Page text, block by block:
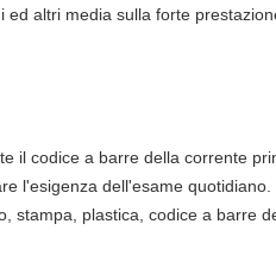
altri media sulla forte
il codice a barre della corrente
l'esigenza dell'esame quotidiano.
plastica, codice a barre